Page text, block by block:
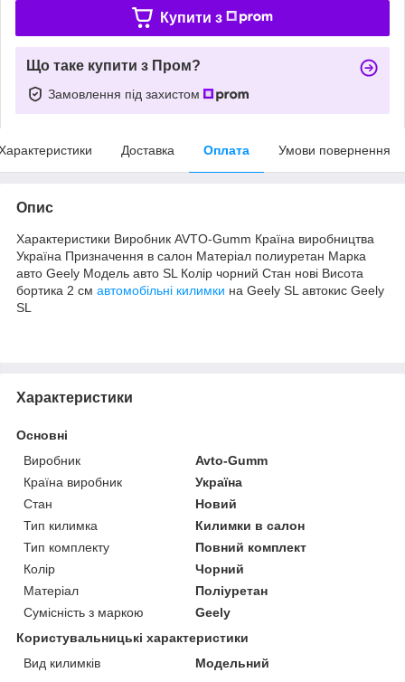
Купити з
Що таке купити з Пром?
Замовлення під захистом
Доставка Оплата Умови повернення
Опис
Характеристики Виробник AVTO-Gumm Країна виробництва
Україна Призначення в салон Матеріал полиуретан Марка
авто Geely Модель авто SL Колір чорний Стан нові Висота
бортика 2 см автомобільні килимки на Geely SL автокис Geely
SL
Характеристики
Основні
Виробник
Avto-Gumm
Країна виробник
Україна
Стан
Новий
Тип килимка
Килимки в салон
Тип комплекту
Повний комплект
Колір
Чорний
Матеріал
Поліуретан
Сумісність з маркою
Geely
Користувальницькі характеристики
Вид килимків
Модельний